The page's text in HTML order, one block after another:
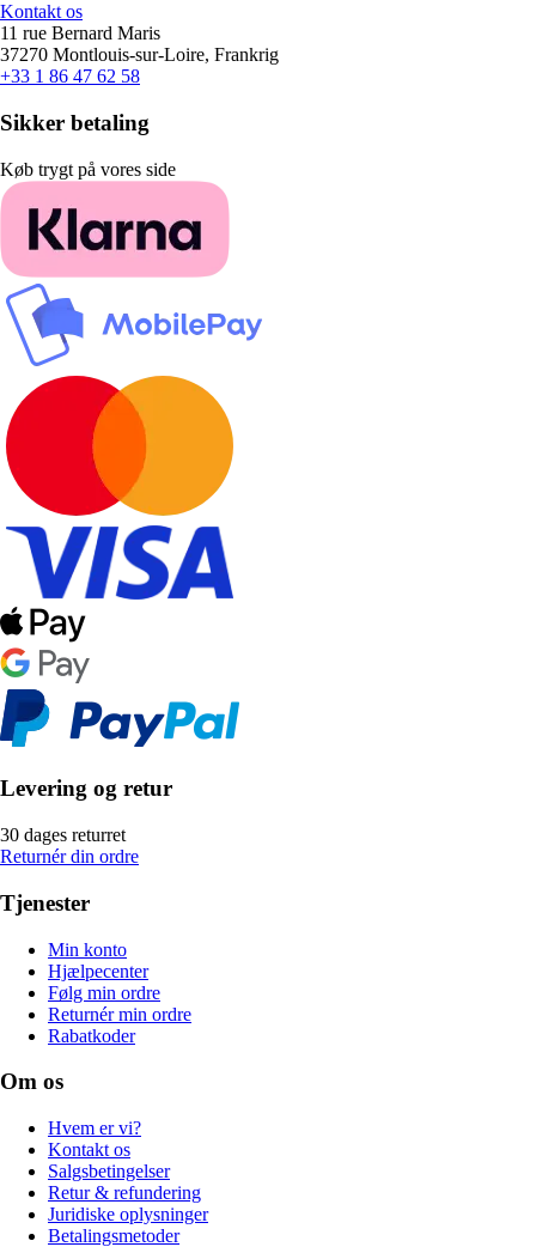
Kontakt os
11 rue Bernard Maris
37270 Montlouis-sur-Loire, Frankrig
+33 1 86 47 62 58
Sikker betaling
Køb trygt på vores side
Levering og retur
30 dages returret
Returnér din ordre
Tjenester
Min konto
Hjælpecenter
Følg min ordre
Returnér min ordre
Rabatkoder
Om os
Hvem er vi?
Kontakt os
Salgsbetingelser
Retur & refundering
Juridiske oplysninger
Betalingsmetoder